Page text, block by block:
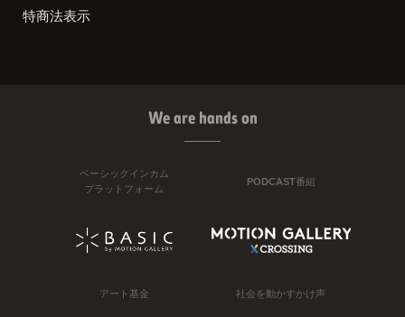
特商法表示
We are hands on
ベーシックインカム
プラットフォーム
PODCAST番組
アート基金 社会を動かすかけ声